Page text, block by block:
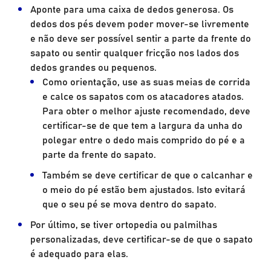
Aponte para uma caixa de dedos generosa. Os
dedos dos pés devem poder mover-se livremente
e não deve ser possível sentir a parte da frente do
sapato ou sentir qualquer fricção nos lados dos
dedos grandes ou pequenos.
Como orientação, use as suas meias de corrida
e calce os sapatos com os atacadores atados.
Para obter o melhor ajuste recomendado, deve
certificar-se de que tem a largura da unha do
polegar entre o dedo mais comprido do pé e a
parte da frente do sapato.
Também se deve certificar de que o calcanhar e
o meio do pé estão bem ajustados. Isto evitará
que o seu pé se mova dentro do sapato.
Por último, se tiver ortopedia ou palmilhas
personalizadas, deve certificar-se de que o sapato
é adequado para elas.